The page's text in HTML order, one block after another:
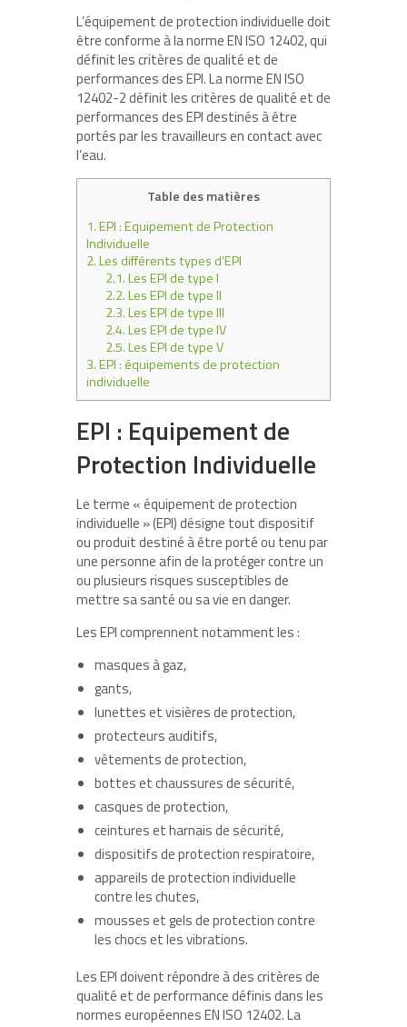
L’équipement de protection individuelle doit
être conforme à la norme EN ISO 12402, qui
définit les critères de qualité et de
performances des EPI. La norme EN ISO
12402-2 définit les critères de qualité et de
performances des EPI destinés à être
portés par les travailleurs en contact avec
l’eau.
Table des matières
1.EPI : Equipement de Protection
Individuelle
2.Les différents types d’EPI
2.1.Les EPI de type I
2.2.Les EPI de type II
2.3.Les EPI de type III
2.4.Les EPI de type IV
2.5.Les EPI de type V
3.EPI : équipements de protection
individuelle
EPI : Equipement de
Protection Individuelle
Le terme « équipement de protection
individuelle » (EPI) désigne tout dispositif
ou produit destiné à être porté ou tenu par
une personne afin de la protéger contre un
ou plusieurs risques susceptibles de
mettre sa santé ou sa vie en danger.
Les EPI comprennent notamment les :
masques à gaz,
gants,
lunettes et visières de protection,
protecteurs auditifs,
vêtements de protection,
bottes et chaussures de sécurité,
casques de protection,
ceintures et harnais de sécurité,
dispositifs de protection respiratoire,
appareils de protection individuelle
contre les chutes,
mousses et gels de protection contre
les chocs et les vibrations.
Les EPI doivent répondre à des critères de
qualité et de performance définis dans les
normes européennes EN ISO 12402. La